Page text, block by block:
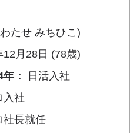
たせ みちひこ)
12月28日 (78歳)
：
日活入社
入社
社長就任